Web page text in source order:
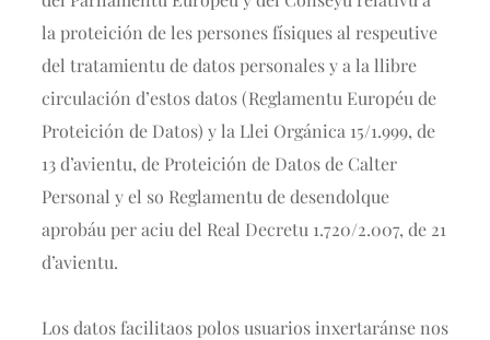
la proteición de les persones físiques al respeutive
del tratamientu de datos personales y a la llibre
circulación d’estos datos (Reglamentu Européu de
Proteición de Datos) y la Llei Orgánica 15/1.999, de
13 d’avientu, de Proteición de Datos de Calter
Personal y el so Reglamentu de desendolque
aprobáu per aciu del Real Decretu 1.720/2.007, de 21
d’avientu.
Los datos facilitaos polos usuarios inxertaránse nos